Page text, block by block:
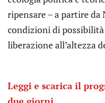
ripensare – a partire da
condizioni di
liberazione all’altezza
Leggi e scarica il